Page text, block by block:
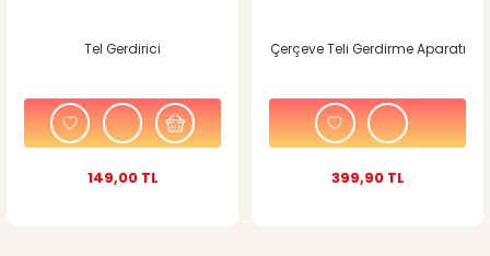
Tel Gerdirici
149,00 TL
Çerçeve Teli Gerdirme Aparatı
399,90 TL